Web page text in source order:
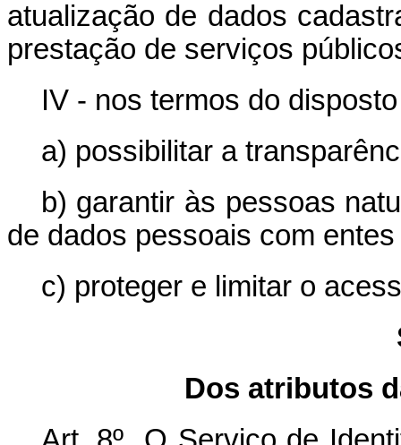
atualização de dados
prestação de serviços
IV - nos termos do
a) possibilitar a
b) garantir às pessoas
de dados pessoais com
c) proteger e limitar o
Dos atributos